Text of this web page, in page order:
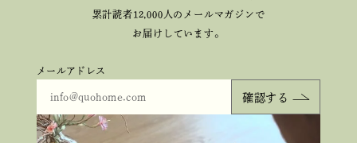
累計読者12,000人のメールマガジンで
お届けしています。
メールアドレス